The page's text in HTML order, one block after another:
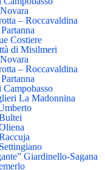
– Roccavaldina
Costiere
di Misilmeri
– Roccavaldina
La Madonnina
Giardinello-Sagana